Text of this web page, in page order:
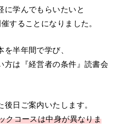
に学んでもらいたいと
することになりました。
半年間で学び、
方は『経営者の条件』読書会
後日ご案内いたします。
クコースは中身が異なりま